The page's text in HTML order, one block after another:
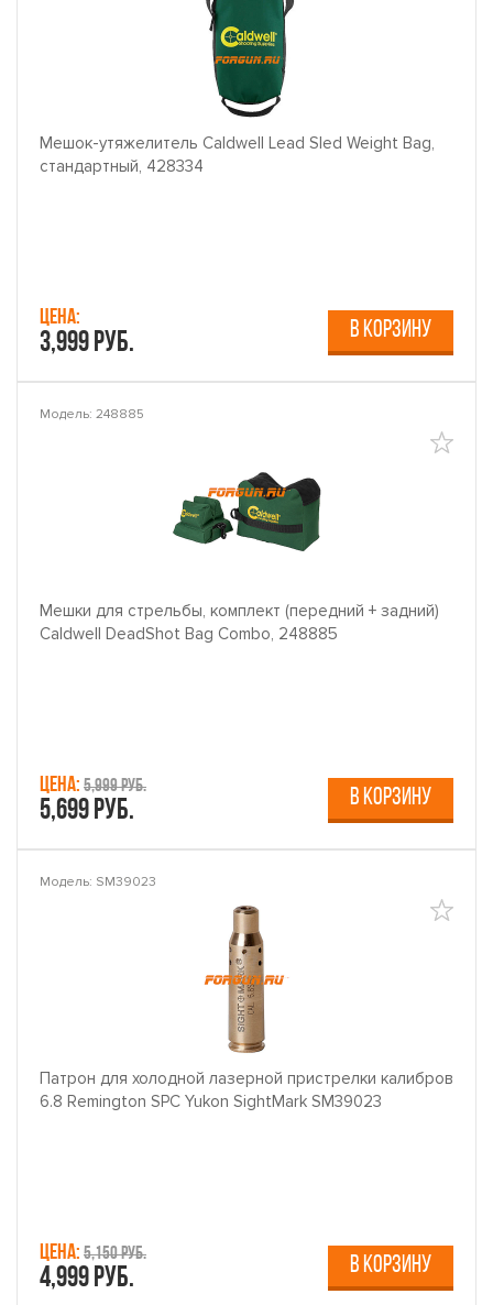
Мешок-утяжелитель Caldwell Lead Sled Weight Bag,
стандартный, 428334
Цена:
3,999 руб. В КОРЗИНУ
Модель: 248885
Мешки для стрельбы, комплект (передний + задний)
Caldwell DeadShot Bag Combo, 248885
Цена: 5,999 руб.
5,699 руб. В КОРЗИНУ
Модель: SM39023
Патрон для холодной лазерной пристрелки калибров
6.8 Remington SPC Yukon SightMark SM39023
Цена: 5,150 руб.
4,999 руб. В КОРЗИНУ